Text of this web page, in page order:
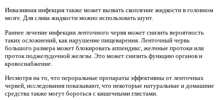
Инвазивная инфекция также может вызвать скопление жидкости в головном
мозге. Для слива жидкости можно использовать шунт.
Раннее лечение инфекции ленточного червя может снизить вероятность
таких осложнений, как нарушение пищеварения. Ленточный червь
большого размера может блокировать аппендикс, желчные протоки или
проток поджелудочной железы. Это может снизить функцию органов и
кровоснабжение.
Несмотря на то, что пероральные препараты эффективны от ленточных
червей, исследования показывают, что некоторые натуральные и домашние
средства также могут бороться с кишечными глистами.